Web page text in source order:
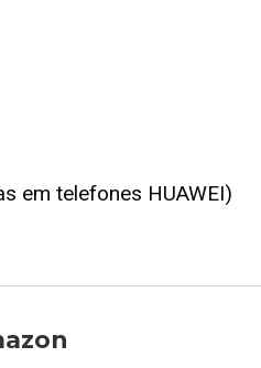
em telefones HUAWEI)